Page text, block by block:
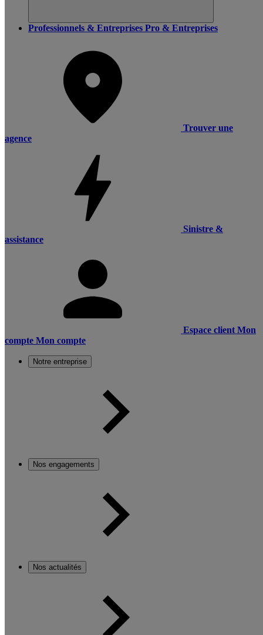
Professionnels & Entreprises Pro & Entreprises
Trouver une
agence
Sinistre &
assistance
Espace client Mon
compte Mon compte
Notre entreprise
Nos engagements
Nos actualités